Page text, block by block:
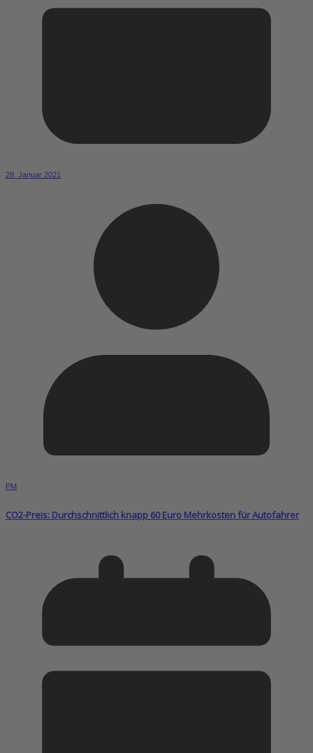
28. Januar 2021
PM
CO2-Preis: Durchschnittlich knapp 60 Euro Mehrkosten für Autofahrer